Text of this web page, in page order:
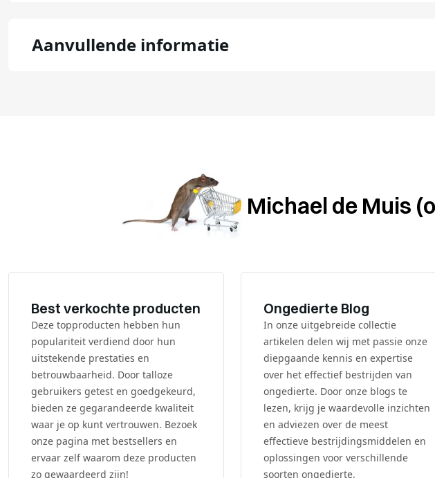
Aanvullende informatie
Michael de Muis
Best verkochte producten
Deze topproducten hebben hun
populariteit verdiend door hun
uitstekende prestaties en
betrouwbaarheid. Door talloze
gebruikers getest en goedgekeurd,
bieden ze gegarandeerde kwaliteit
waar je op kunt vertrouwen. Bezoek
onze pagina met bestsellers en
ervaar zelf waarom deze producten
zo gewaardeerd zijn!
Ongedierte Blog
In onze uitgebreide collectie
artikelen delen wij met passie onze
diepgaande kennis en expertise
over het effectief bestrijden van
ongedierte. Door onze blogs te
lezen, krijg je waardevolle inzichten
en adviezen over de meest
effectieve bestrijdingsmiddelen en
oplossingen voor verschillende
soorten ongedierte.